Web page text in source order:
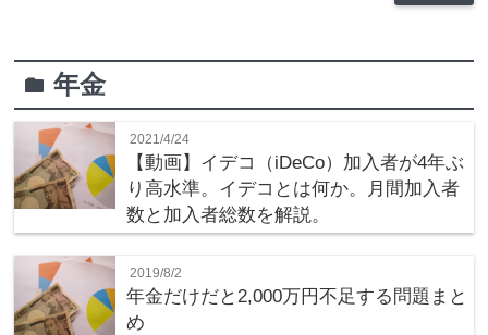
folder年金
2021/4/24
【動画】イデコ（iDeCo）加入者が4年ぶ
り高水準。イデコとは何か。月間加入者
数と加入者総数を解説。
2019/8/2
年金だけだと2,000万円不足する問題まと
め